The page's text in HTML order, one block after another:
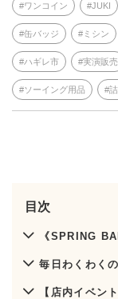
ワンコイン JUKI
缶バッジ ミシン
ハギレ市 実演販売
ソーイング用品
目次
《SPRING
毎日わくわく
【店内イベン